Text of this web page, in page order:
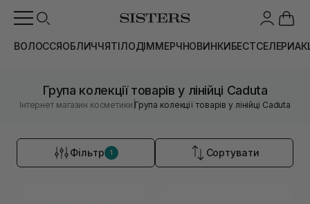
ВОЛОССЯОБЛИЧЧЯТІЛОДІММЕРЧНОВИНКИБЕСТСЕЛЕРИ
Група колекції товарів у лінійці Caduta
Інтернет магазин косметики |Група колекції товарів у лінійці Caduta
Фільтр 1 Сортувати